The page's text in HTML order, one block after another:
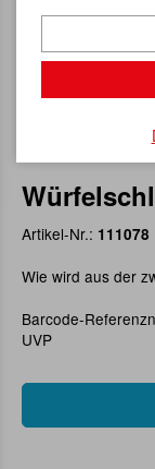
Artikel-Nr.: 111078
Wie wird aus der
Barcode-
UVP